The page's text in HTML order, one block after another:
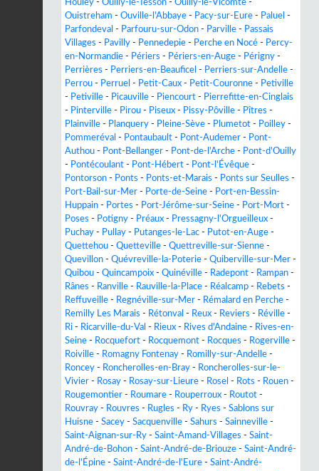
Houley - Ouilly-le-Tesson - Ouilly-le-Vicomte -
Ouistreham - Ouville-l'Abbaye - Pacy-sur-Eure - Paluel -
Parfondeval - Parfouru-sur-Odon - Parville - Passais
Villages - Pavilly - Pennedepie - Perche en Nocé - Percy-
en-Normandie - Périers - Périers-en-Auge - Périgny -
Perrières - Perriers-en-Beauficel - Perriers-sur-Andelle -
Perrou - Perruel - Petit-Caux - Petit-Couronne - Petiville
- Petiville - Picauville - Piencourt - Pierrefitte-en-Cinglais
- Pinterville - Pirou - Piseux - Pissy-Pôville - Pîtres -
Plainville - Planquery - Pleine-Sève - Plumetot - Poilley -
Pommeréval - Pontaubault - Pont-Audemer - Pont-
Authou - Pont-Bellanger - Pont-de-l'Arche - Pont-d'Ouilly
- Pontécoulant - Pont-Hébert - Pont-l'Évêque -
Pontorson - Ponts - Ponts-et-Marais - Ponts sur Seulles -
Port-Bail-sur-Mer - Porte-de-Seine - Port-en-Bessin-
Huppain - Portes - Port-Jérôme-sur-Seine - Port-Mort -
Poses - Potigny - Préaux - Pressagny-l'Orgueilleux -
Puchay - Pullay - Putanges-le-Lac - Putot-en-Auge -
Quettehou - Quetteville - Quettreville-sur-Sienne -
Quevillon - Quévreville-la-Poterie - Quiberville-sur-Mer -
Quibou - Quincampoix - Quinéville - Radepont - Rampan -
Rânes - Ranville - Rauville-la-Place - Réalcamp - Rebets -
Reffuveille - Regnéville-sur-Mer - Rémalard en Perche -
Remilly Les Marais - Rétonval - Reux - Reviers - Réville -
Ri - Ricarville-du-Val - Rieux - Rives d'Andaine - Rives-en-
Seine - Rocquefort - Rocquemont - Rocques - Rogerville -
Roiville - Romagny Fontenay - Romilly-sur-Andelle -
Roncey - Roncherolles-en-Bray - Roncherolles-sur-le-
Vivier - Rosay - Rosay-sur-Lieure - Rosel - Rots - Rouen -
Rougemontier - Roumare - Rouperroux - Routot -
Rouvray - Rouvres - Rugles - Ry - Ryes - Sablons sur
Huisne - Sacey - Sacquenville - Sahurs - Sainneville -
Saint-Aignan-sur-Ry - Saint-Amand-Villages - Saint-
André-de-Bohon - Saint-André-de-Briouze - Saint-André-
de-l'Épine - Saint-André-de-l'Eure - Saint-André-